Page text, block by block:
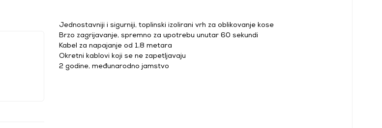
Jednostavniji i sigurniji, toplinski izolirani vrh za oblikovanje kose
Brzo zagrijavanje, spremno za upotrebu unutar 60 sekundi
Kabel za napajanje od 1,8 metara
Okretni kablovi koji se ne zapetljavaju
2 godine, međunarodno jamstvo